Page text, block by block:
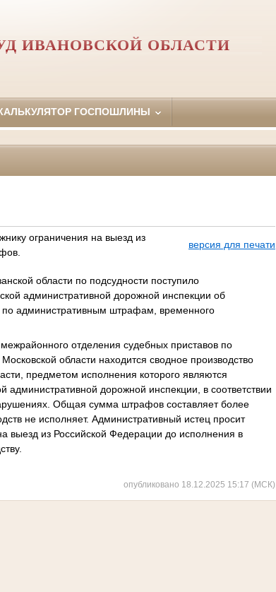
ИВАНОВСКОЙ ОБЛАСТИ
ГОСПОШЛИНЫ
ограничения на выезд из
версия для печати
области по подсудности поступило
административной дорожной инспекции об
административным штрафам, временного
отделения судебных приставов по
области находится сводное производство
предметом исполнения которого являются
дорожной инспекции, в соответствии
Общая сумма штрафов составляет более
не исполняет. Административный истец просит
выезд из Российской Федерации до исполнения в
опубликовано 18.12.2025 15:17 (МСК)